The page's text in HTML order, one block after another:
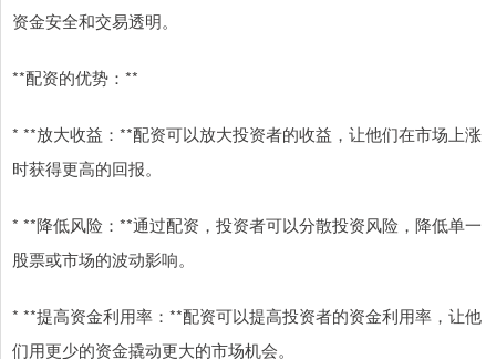
资金安全和交易透明。
**配资的优势：**
* **放大收益：**配资可以放大投资者的收益，让他们在市场上涨
时获得更高的回报。
* **降低风险：**通过配资，投资者可以分散投资风险，降低单一
股票或市场的波动影响。
* **提高资金利用率：**配资可以提高投资者的资金利用率，让他
们用更少的资金撬动更大的市场机会。